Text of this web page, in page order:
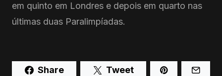
em quinto em Londres e depois em quarto nas
últimas duas Paralimpíadas.
Share Tweet